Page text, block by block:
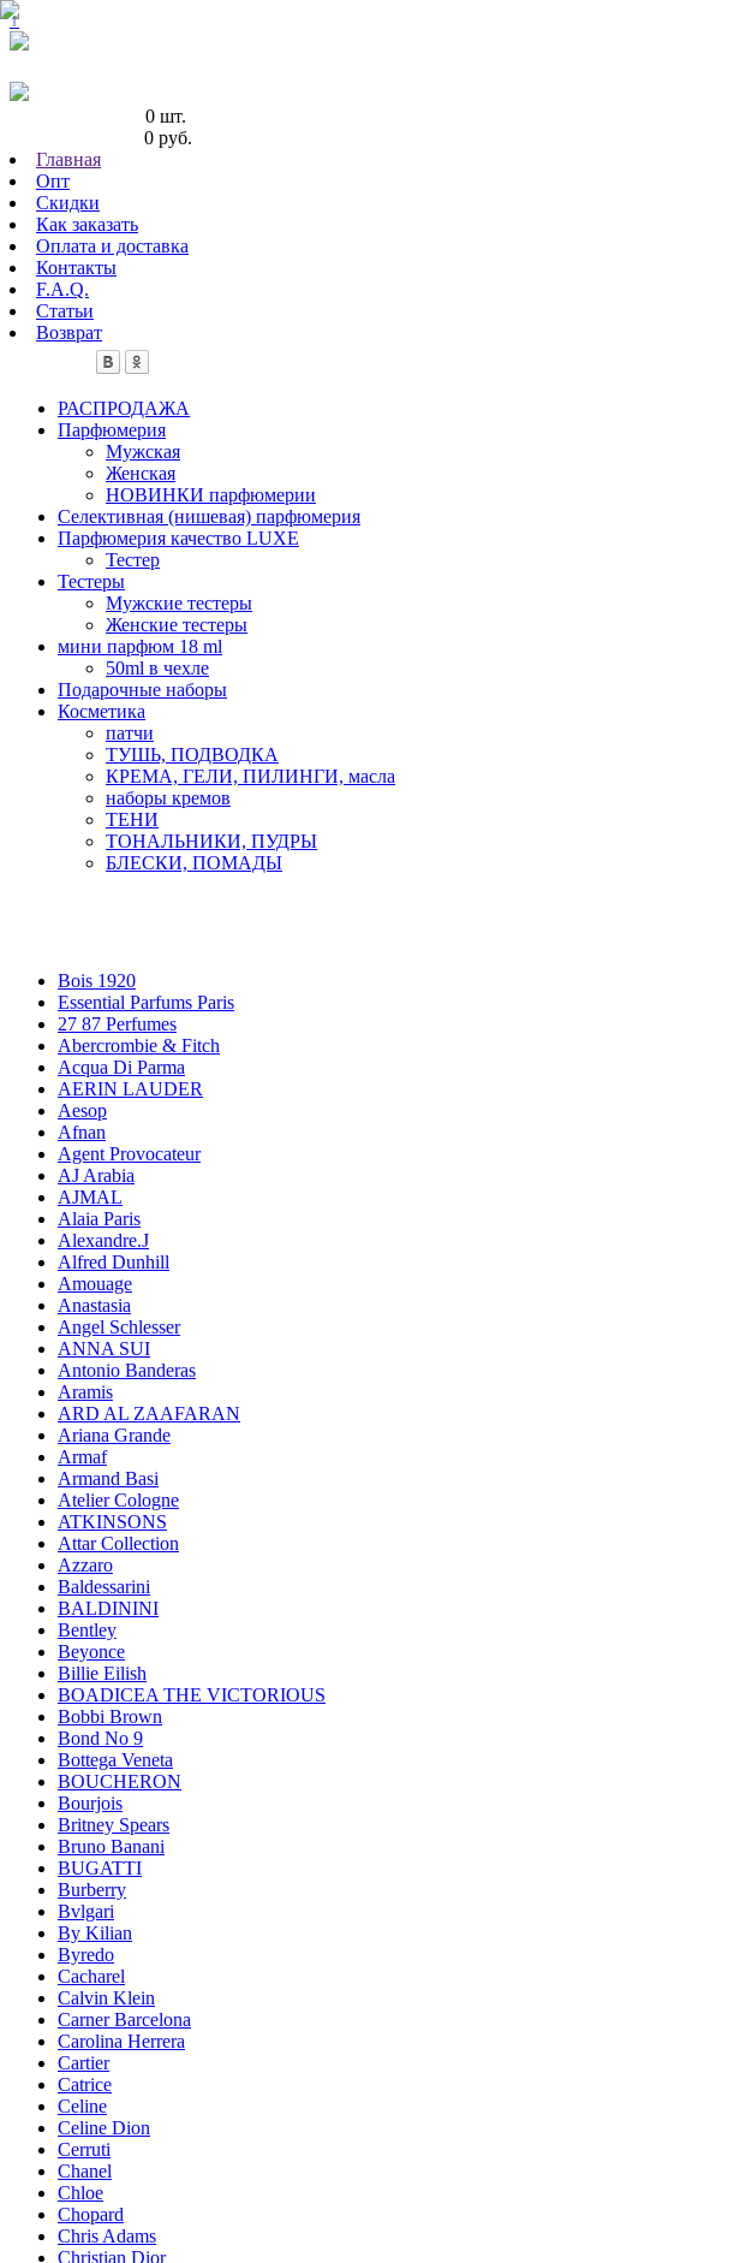
↑
0 шт.
0 руб.
Главная
Опт
Скидки
Как заказать
Оплата и доставка
Контакты
F.A.Q.
Статьи
Возврат
РАСПРОДАЖА
Парфюмерия
Мужская
Женская
НОВИНКИ парфюмерии
Селективная (нишевая) парфюмерия
Парфюмерия качество LUXE
Тестер
Тестеры
Мужские тестеры
Женские тестеры
мини парфюм 18 ml
50ml в чехле
Подарочные наборы
Косметика
патчи
ТУШЬ, ПОДВОДКА
КРЕМА, ГЕЛИ, ПИЛИНГИ, масла
наборы кремов
ТЕНИ
ТОНАЛЬНИКИ, ПУДРЫ
БЛЕСКИ, ПОМАДЫ
Bois 1920
Essential Parfums Paris
27 87 Perfumes
Abercrombie & Fitch
Acqua Di Parma
AERIN LAUDER
Aesop
Afnan
Agent Provocateur
AJ Arabia
AJMAL
Alaia Paris
Alexandre.J
Alfred Dunhill
Amouage
Anastasia
Angel Schlesser
ANNA SUI
Antonio Banderas
Aramis
ARD AL ZAAFARAN
Ariana Grande
Armaf
Armand Basi
Atelier Cologne
ATKINSONS
Attar Collection
Azzaro
Baldessarini
BALDININI
Bentley
Beyonce
Billie Eilish
BOADICEA THE VICTORIOUS
Bobbi Brown
Bond No 9
Bottega Veneta
BOUCHERON
Bourjois
Britney Spears
Bruno Banani
BUGATTI
Burberry
Bvlgari
By Kilian
Byredo
Cacharel
Calvin Klein
Carner Barcelona
Carolina Herrera
Cartier
Catrice
Celine
Celine Dion
Cerruti
Chanel
Chloe
Chopard
Chris Adams
Christian Dior